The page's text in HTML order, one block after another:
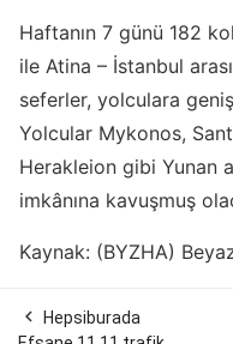
Haftanın 7 günü 182
ile Atina – İstanbul
seferler, yolculara
Yolcular Mykonos,
Herakleion gibi Yunan
imkânına kavuşmuş
Kaynak: (BYZHA)

Hepsiburada